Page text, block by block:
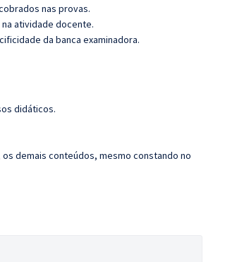
nas provas.
atividade docente.
da banca examinadora.
didáticos.
demais conteúdos, mesmo constando no